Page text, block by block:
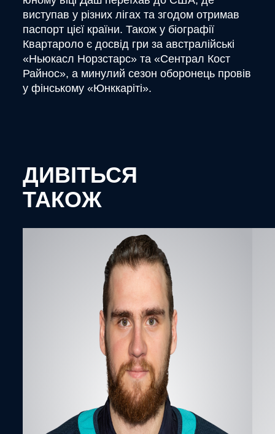
виступав у різних лігах та згодом отримав
паспорт цієї країни. Також у біографії
Квартароло є досвід гри за австралійські
«Ньюкасл Норзстарс» та «Сентрал Кост
Райнос», а минулий сезон оборонець провів
у фінському «Юнккаріті».
ДИВІТЬСЯ
ТАКОЖ